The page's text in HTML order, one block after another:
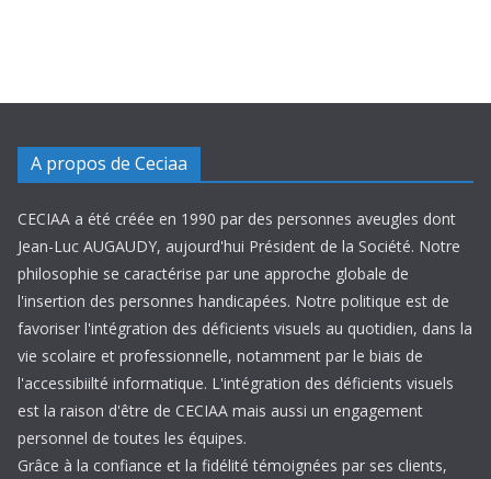
A propos de Ceciaa
CECIAA a été créée en 1990 par des personnes aveugles dont
Jean-Luc AUGAUDY, aujourd'hui Président de la Société. Notre
philosophie se caractérise par une approche globale de
l'insertion des personnes handicapées. Notre politique est de
favoriser l'intégration des déficients visuels au quotidien, dans la
vie scolaire et professionnelle, notamment par le biais de
l'accessibiilté informatique. L'intégration des déficients visuels
est la raison d'être de CECIAA mais aussi un engagement
personnel de toutes les équipes.
Grâce à la confiance et la fidélité témoignées par ses clients,